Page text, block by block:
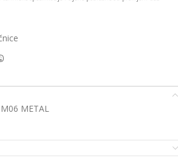
METAL